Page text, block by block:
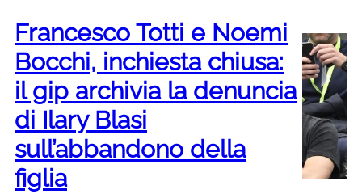
Francesco Totti e Noemi
Bocchi, inchiesta chiusa:
il gip archivia la denuncia
di Ilary Blasi
sull’abbandono della
figlia